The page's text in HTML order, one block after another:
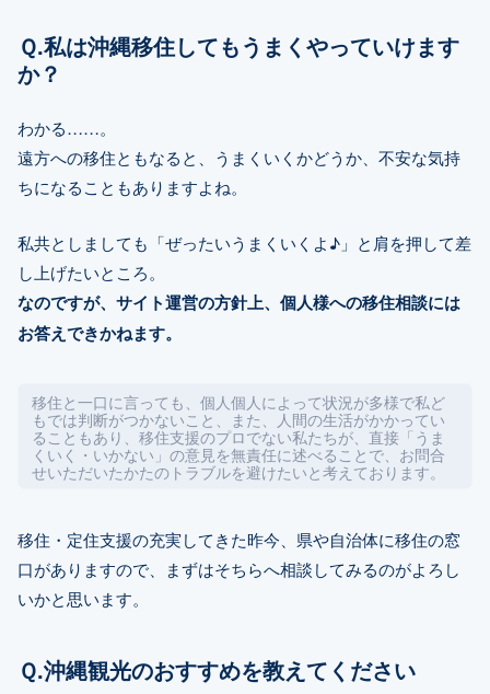
Ｑ.私は沖縄移住してもうまくやっていけます
か？
わかる……。
遠方への移住ともなると、うまくいくかどうか、不安な気持
ちになることもありますよね。
私共としましても「ぜったいうまくいくよ♪」と肩を押して差
し上げたいところ。
なのですが、サイト運営の方針上、個人様への移住相談には
お答えできかねます。
移住と一口に言っても、個人個人によって状況が多様で私ど
もでは判断がつかないこと、また、人間の生活がかかってい
ることもあり、移住支援のプロでない私たちが、直接「うま
くいく・いかない」の意見を無責任に述べることで、お問合
せいただいたかたのトラブルを避けたいと考えております。
移住・定住支援の充実してきた昨今、県や自治体に移住の窓
口がありますので、まずはそちらへ相談してみるのがよろし
いかと思います。
Ｑ.沖縄観光のおすすめを教えてください